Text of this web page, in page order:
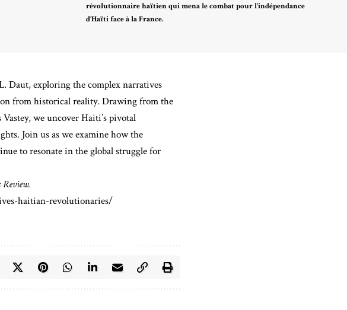
révolutionnaire haïtien qui mena le combat pour l’indépendance
d’Haïti face à la France.
Daut, exploring the complex narratives
from historical reality. Drawing from the
we uncover Haiti’s pivotal
Join us as we examine how the
to resonate in the global struggle for
haitian-revolutionaries/